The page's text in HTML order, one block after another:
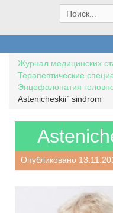
e
a
h
f
o
r
Журнал медицинских
Терапевтические
Энцефалопатия
Astenicheskii` sindrom
Опубликовано